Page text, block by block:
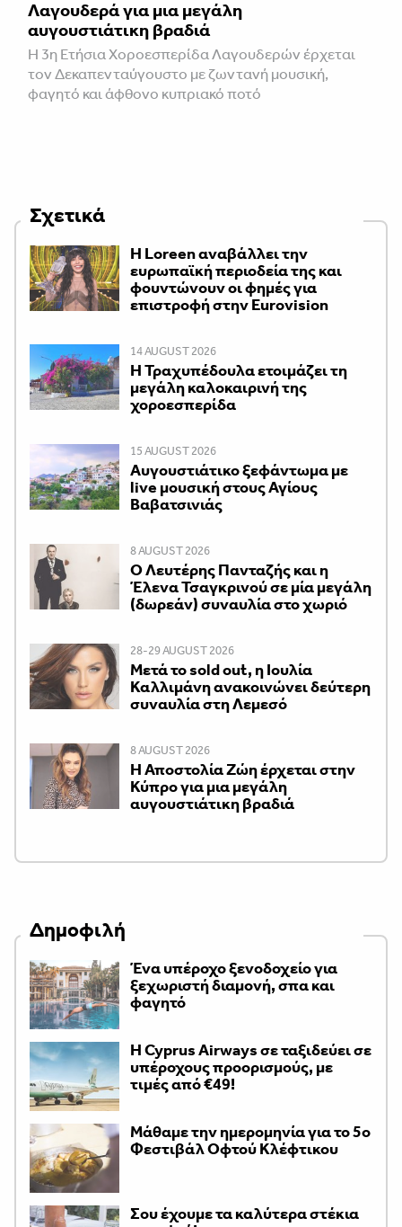
Λαγουδερά για μια μεγάλη
αυγουστιάτικη βραδιά
Η 3η Ετήσια Χοροεσπερίδα Λαγουδερών έρχεται
τον Δεκαπενταύγουστο με ζωντανή μουσική,
φαγητό και άφθονο κυπριακό ποτό
Σχετικά
Η Loreen αναβάλλει την
ευρωπαϊκή περιοδεία της και
φουντώνουν οι φημές για
επιστροφή στην Eurovision
14 AUGUST 2026
Η Τραχυπέδουλα ετοιμάζει τη
μεγάλη καλοκαιρινή της
χοροεσπερίδα
15 AUGUST 2026
Αυγουστιάτικο ξεφάντωμα με
live μουσική στους Αγίους
Βαβατσινιάς
8 AUGUST 2026
Ο Λευτέρης Πανταζής και η
Έλενα Τσαγκρινού σε μία μεγάλη
(δωρεάν) συναυλία στο χωριό
28-29 AUGUST 2026
Μετά το sold out, η Ιουλία
Καλλιμάνη ανακοινώνει δεύτερη
συναυλία στη Λεμεσό
8 AUGUST 2026
Η Αποστολία Ζώη έρχεται στην
Κύπρο για μια μεγάλη
αυγουστιάτικη βραδιά
Δημοφιλή
Ένα υπέροχο ξενοδοχείο για
ξεχωριστή διαμονή, σπα και
φαγητό
H Cyprus Airways σε ταξιδεύει σε
υπέροχους προορισμούς, με
τιμές από €49!
Μάθαμε την ημερομηνία για το 5ο
Φεστιβάλ Οφτού Κλέφτικου
Σου έχουμε τα καλύτερα στέκια